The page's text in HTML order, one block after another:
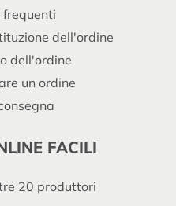
frequenti
dell'ordine
dell'ordine
un ordine
FACILI
20 produttori